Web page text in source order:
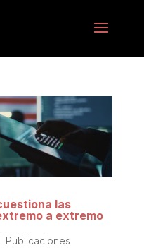
las
a extremo
Publicaciones